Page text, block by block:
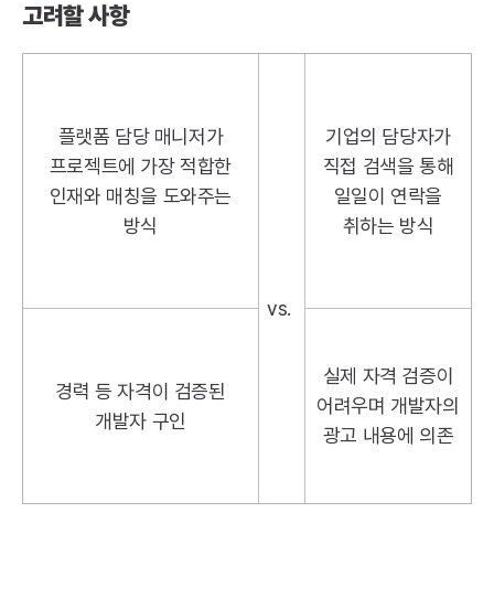
고려할 사항
플랫폼 담당 매니저가
프로젝트에 가장 적합한
인재와 매칭을 도와주는
방식
vs.
기업의 담당자가
직접 검색을 통해
일일이 연락을
취하는 방식
경력 등 자격이 검증된
개발자 구인
실제 자격 검증이
어려우며 개발자의
광고 내용에 의존